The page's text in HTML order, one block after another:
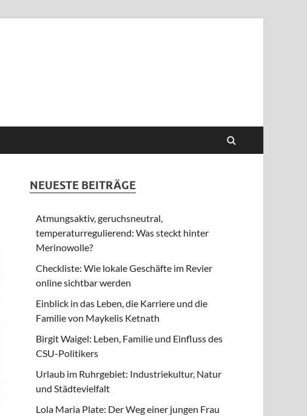
NEUESTE BEITRÄGE
Atmungsaktiv, geruchsneutral,
temperaturregulierend: Was steckt hinter
Merinowolle?
Checkliste: Wie lokale Geschäfte im Revier
online sichtbar werden
Einblick in das Leben, die Karriere und die
Familie von Maykelis Ketnath
Birgit Waigel: Leben, Familie und Einfluss des
CSU-Politikers
Urlaub im Ruhrgebiet: Industriekultur, Natur
und Städtevielfalt
Lola Maria Plate: Der Weg einer jungen Frau